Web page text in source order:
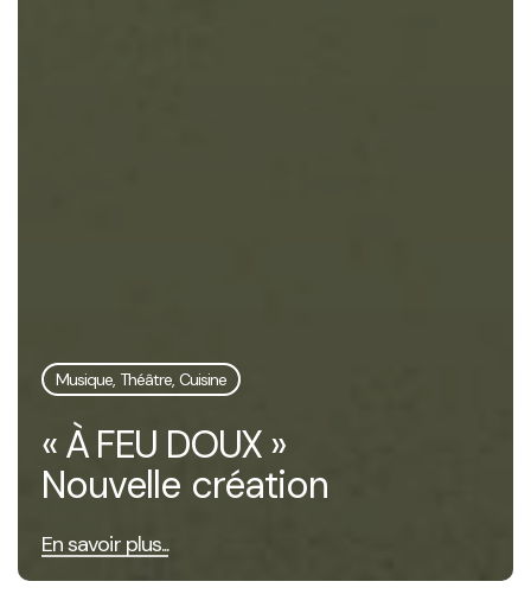
Musique, Théâtre, Cuisine
« À FEU DOUX »
Nouvelle création
En savoir plus...